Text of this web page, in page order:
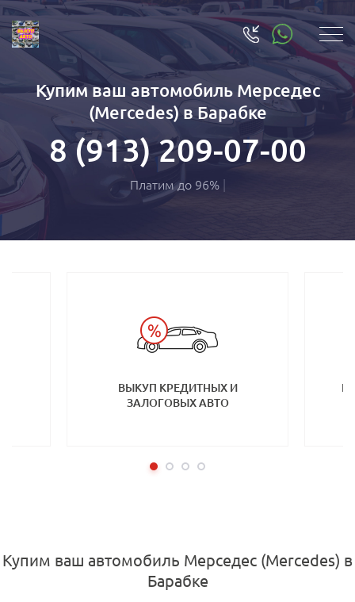
Купим ваш автомобиль Мерседес
(Mercedes) в Барабке
8 (913) 209-07-00
Платим до 9
ВЫКУП КРЕДИТНЫХ И
ЗАЛОГОВЫХ АВТО
Купим ваш автомобиль Мерседес (Mercedes) в
Барабке